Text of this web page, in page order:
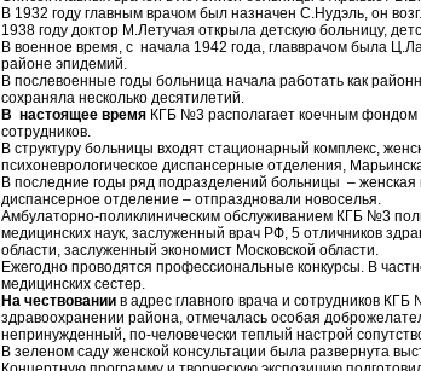
В 1932 году главным врачом был назначен С.Нудэль, он
1938 году доктор М.Летучая открыла детскую больницу,
В военное время, с начала 1942 года, главврачом была
районе эпидемий.
В послевоенные годы больница начала работать как
сохраняла несколько десятилетий.
В настоящее время КГБ №3 располагает коечным фондом
сотрудников.
В структуру больницы входят стационарный комплекс,
психоневрологическое диспансерные отделения,
В последние годы ряд подразделений больницы – женская
диспансерное отделение – отпраздновали новоселья.
Амбулаторно-поликлиническим обслуживанием КГБ №3
медицинских наук, заслуженный врач РФ, 5 отличников
области, заслуженный экономист Московской области.
Ежегодно проводятся профессиональные конкурсы. В
медицинских сестер.
На чествовании в адрес главного врача и сотрудников
здравоохранении района, отмечалась особая
непринужденный, по-человечески теплый настрой
В зеленом саду женской консультации была развернута